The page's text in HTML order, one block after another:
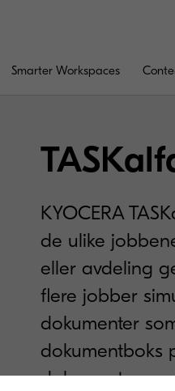
Smarter Workspaces
KYOCERA
de ulike
eller avdeling
flere jobber
dokumenter
dokumentboks
dokumenter